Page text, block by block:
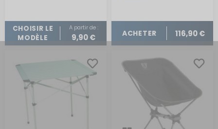
CHOISIR LE
MODÈLE
A partir de :
9,90 € ACHETER 116,90 €